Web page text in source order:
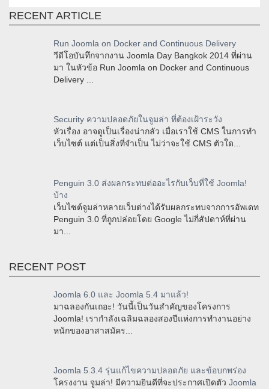
RECENT ARTICLE
Run Joomla on Docker and Continuous Delivery
วีดีโอบันทึกจากงาน Joomla Day Bangkok 2014 ที่ผ่าน
มา ในหัวข้อ Run Joomla on Docker and Continuous
Delivery ...
Security ความปลอดภัยในจูมล่า ที่ต้องเฝ้าระวัง
หัวเรื่อง อาจดูเป็นเรื่องน่ากลัว เมื่อเราใช้ CMS ในการทำ
เว็บไซต์ แต่เป็นสิ่งที่จำเป็น ไม่ว่าจะใช้ CMS ตัวใด...
Penguin 3.0 ส่งผลกระทบต่ออะไรกับเว็บที่ใช้ Joomla!
บ้าง
เว็บไซต์จูมล่าหลายเว็บต่างได้รับผลกระทบจากการอัพเดท
Penguin 3.0 ที่ถูกปล่อยโดย Google ไม่กี่สัปดาห์ที่ผ่าน
มา...
RECENT POST
Joomla 6.0 และ Joomla 5.4 มาแล้ว!
มาฉลองกันเถอะ! วันนี้เป็นวันสำคัญของโครงการ
Joomla! เรากำลังเฉลิมฉลองสองปีแห่งการทำงานอย่าง
หนักของอาสาสมัคร...
Joomla 5.3.4 รุ่นแก้ไขความปลอดภัย และข้อบกพร่อง
โครงงาน จูมล่า! มีความยินดีที่จะประกาศเปิดตัว Joomla